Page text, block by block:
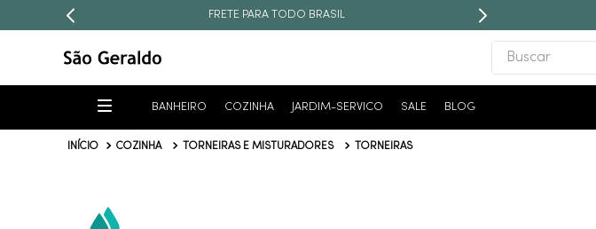
5% OFF NO PAGAMENTO À VISTA
Buscar
BANHEIRO COZINHA JARDIM-SERVICO SALE BLOG
COZINHA TORNEIRAS E MISTURADORES TORNEIRAS